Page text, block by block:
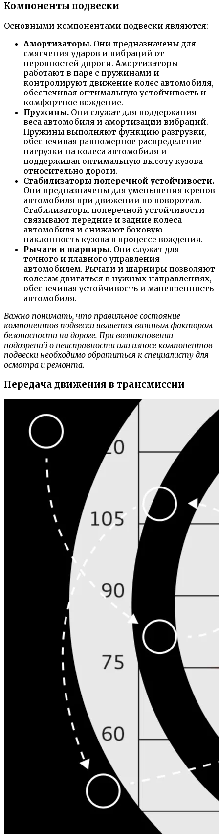
Компоненты подвески
Основными компонентами подвески являются:
Амортизаторы. Они предназначены для
смягчения ударов и вибраций от
неровностей дороги. Амортизаторы
работают в паре с пружинами и
контролируют движение колес автомобиля,
обеспечивая оптимальную устойчивость и
комфортное вождение.
Пружины. Они служат для поддержания
веса автомобиля и амортизации вибраций.
Пружины выполняют функцию разгрузки,
обеспечивая равномерное распределение
нагрузки на колеса автомобиля и
поддерживая оптимальную высоту кузова
относительно дороги.
Стабилизаторы поперечной устойчивости.
Они предназначены для уменьшения кренов
автомобиля при движении по поворотам.
Стабилизаторы поперечной устойчивости
связывают передние и задние колеса
автомобиля и снижают боковую
наклонность кузова в процессе вождения.
Рычаги и шарниры. Они служат для
точного и плавного управления
автомобилем. Рычаги и шарниры позволяют
колесам двигаться в нужных направлениях,
обеспечивая устойчивость и маневренность
автомобиля.
Важно понимать, что правильное состояние
компонентов подвески является важным фактором
безопасности на дороге. При возникновении
подозрений о неисправности или износе компонентов
подвески необходимо обратиться к специалисту для
осмотра и ремонта.
Передача движения в трансмиссии